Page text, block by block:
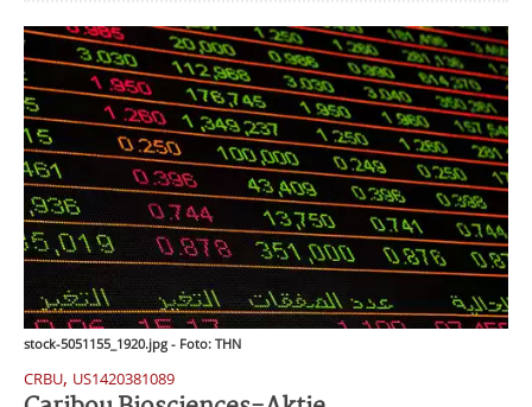
stock-5051155_1920.jpg - Foto: THN
CRBU, US1420381089